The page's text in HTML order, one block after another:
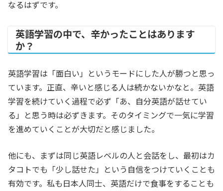
なるはずです。
英語学習の中で、辛かったことはあります
か？
英語学習は「面白い」というモードにした人が勝つと思っ
ています。正直、辛いと感じる人は続かないかなと。英語
学習を続けていく過程で必ず「あ、自分英語が話せてい
る」と思う時は必ずきます。そのタイミングで一気に学習
を進めていくことが大切だと感じました。
他にも、まずは同じ英語レベルの人と会話をし、最初はカ
タコトでも「少し話せた」という自信をつけていくことも
有効です。私も日本人同士、英語だけで食事をすることも